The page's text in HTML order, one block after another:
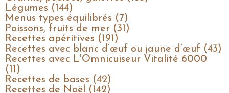
Légumes (144)
Menus types équilibrés (7)
Poissons, fruits de mer (31)
Recettes apéritives (191)
Recettes avec blanc d’œuf ou jaune d’œuf (43)
Recettes avec L'Omnicuiseur Vitalité 6000
(11)
Recettes de bases (42)
Recettes de Noël (142)